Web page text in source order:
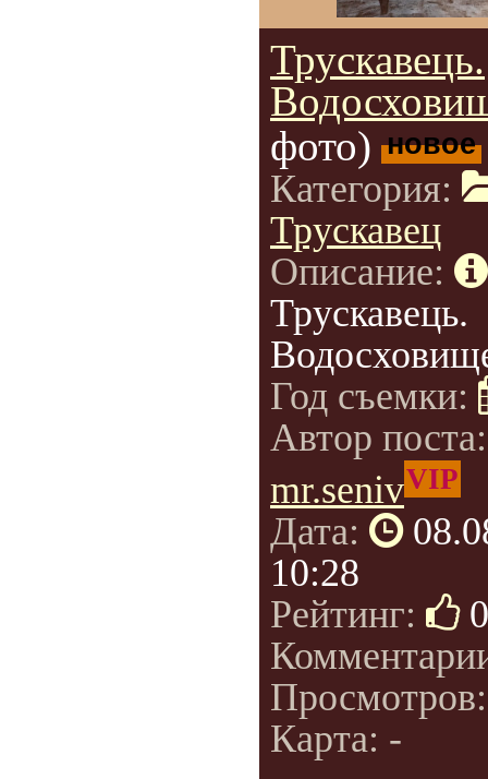
Трускавець.
фото) новое
Категория:
Трускавец
Описание:
Трускавець.
Год съемки:
Автор
mr.senivVIP
Дата:
10:28
Рейтинг:
0
Карта: -